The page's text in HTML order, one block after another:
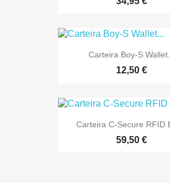
Carteira Boy-S
12,50 €
Carteira C-Secure RFID
59,50 €